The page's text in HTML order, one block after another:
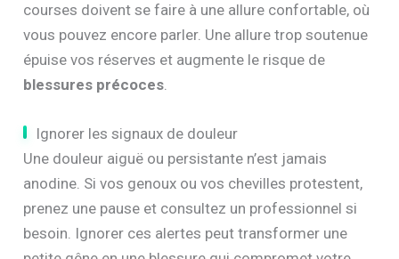
courses doivent se faire à une allure confortable, où
vous pouvez encore parler. Une allure trop soutenue
épuise vos réserves et augmente le risque de
blessures précoces.
Ignorer les signaux de douleur
Une douleur aiguë ou persistante n’est jamais
anodine. Si vos genoux ou vos chevilles protestent,
prenez une pause et consultez un professionnel si
besoin. Ignorer ces alertes peut transformer une